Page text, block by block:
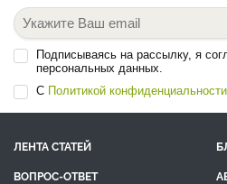
Подписываясь на рассылку, я
персональных данных.
С Политикой конфиденциальности
ЛЕНТА СТАТЕЙ
ВОПРОС-ОТВЕТ